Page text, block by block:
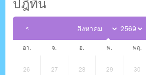
อา. จ. อ. พ. พฤ.
26 27 28 29 30